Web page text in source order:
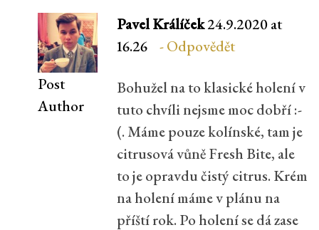
Post
Author
Pavel Králíček24.9.2020 at
16.26
Odpovědět
Bohužel na to klasické holení v
tuto chvíli nejsme moc dobří :-
(. Máme pouze kolínské, tam je
citrusová vůně Fresh Bite, ale
to je opravdu čistý citrus. Krém
na holení máme v plánu na
příští rok. Po holení se dá zase